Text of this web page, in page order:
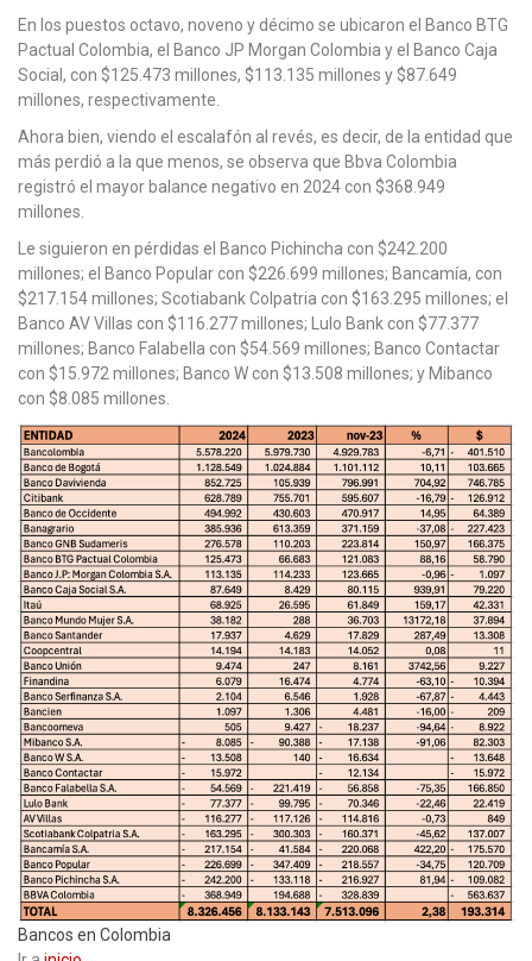
En los puestos octavo, noveno y décimo se ubicaron el Banco BTG
Pactual Colombia, el Banco JP Morgan Colombia y el Banco Caja
Social, con $125.473 millones, $113.135 millones y $87.649
millones, respectivamente.
Ahora bien, viendo el escalafón al revés, es decir, de la entidad que
más perdió a la que menos, se observa que Bbva Colombia
registró el mayor balance negativo en 2024 con $368.949
millones.
Le siguieron en pérdidas el Banco Pichincha con $242.200
millones; el Banco Popular con $226.699 millones; Bancamía, con
$217.154 millones; Scotiabank Colpatria con $163.295 millones; el
Banco AV Villas con $116.277 millones; Lulo Bank con $77.377
millones; Banco Falabella con $54.569 millones; Banco Contactar
con $15.972 millones; Banco W con $13.508 millones; y Mibanco
con $8.085 millones.
Bancos en Colombia